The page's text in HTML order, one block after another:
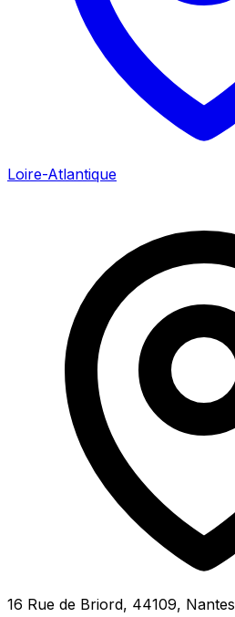
Loire-Atlantique
16 Rue de Briord, 44109, Nantes